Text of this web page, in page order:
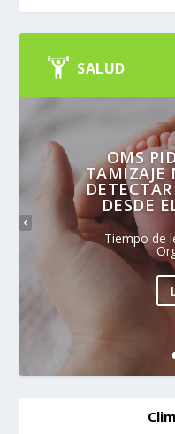
SALUD
OMS
TAMIZAJE
DESDE
Tiempo de